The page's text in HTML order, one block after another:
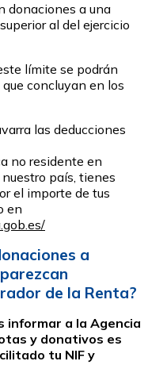
donaciones a una
al del ejercicio
límite se podrán
concluyan en los
las deducciones
no residente en
país, tienes
el importe de tus
en
a
de la Renta?
informar a la Agencia
y donativos es
tu NIF y